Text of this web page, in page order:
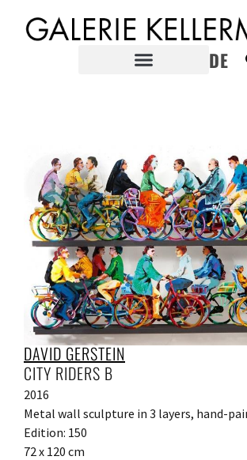
DE
DAVID GERSTEIN
CITY RIDERS B
2016
Metal wall sculpture in 3 layers, hand-
Edition: 150
72 x 120 cm